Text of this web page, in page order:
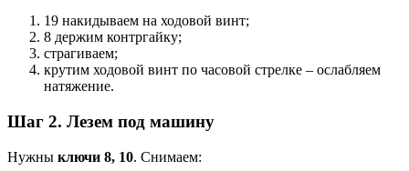
19 накидываем на ходовой винт;
8 держим контргайку;
страгиваем;
крутим ходовой винт по часовой стрелке – ослабляем
натяжение.
Шаг 2. Лезем под машину
Нужны ключи 8, 10. Снимаем: